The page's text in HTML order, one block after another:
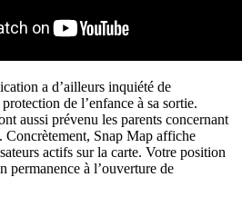
a d’ailleurs inquiété de
de l’enfance à sa sortie.
aussi prévenu les parents concernant
Concrètement, Snap Map affiche
actifs sur la carte. Votre position
permanence à l’ouverture de